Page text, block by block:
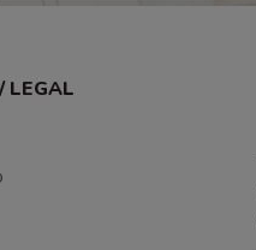
LEGAL